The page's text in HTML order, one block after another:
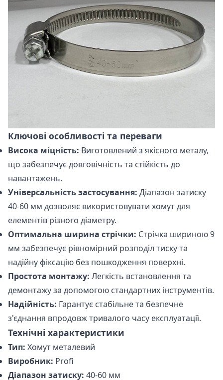
Ключові особливості та переваги
Висока міцність: Виготовлений з якісного металу,
що забезпечує довговічність та стійкість до
навантажень.
Універсальність застосування: Діапазон затиску
40-60 мм дозволяє використовувати хомут для
елементів різного діаметру.
Оптимальна ширина стрічки: Стрічка шириною 9
мм забезпечує рівномірний розподіл тиску та
надійну фіксацію без пошкодження поверхні.
Простота монтажу: Легкість встановлення та
демонтажу за допомогою стандартних інструментів.
Надійність: Гарантує стабільне та безпечне
з'єднання впродовж тривалого часу експлуатації.
Технічні характеристики
Тип: Хомут металевий
Виробник: Profi
Діапазон затиску: 40-60 мм